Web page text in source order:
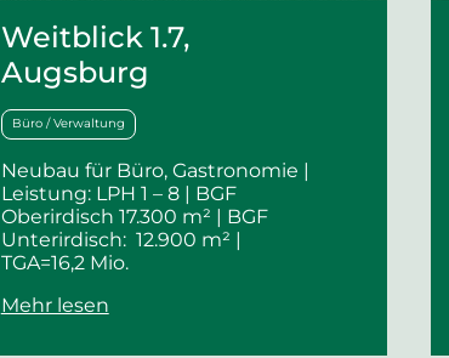
Weitblick 1.7,
Augsburg
Büro / Verwaltung
Neubau für Büro, Gastronomie |
Leistung: LPH 1 – 8 | BGF
Oberirdisch 17.300 m² | BGF
Unterirdisch: 12.900 m² |
TGA=16,2 Mio.
Mehr lesen